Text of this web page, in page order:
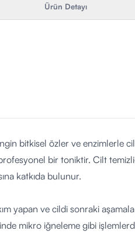
Ürün Detayı
bitkisel özler ve enzimlerle
bir toniktir. Cilt
katkıda bulunur.
yapan ve cildi sonraki
mikro iğneleme gibi